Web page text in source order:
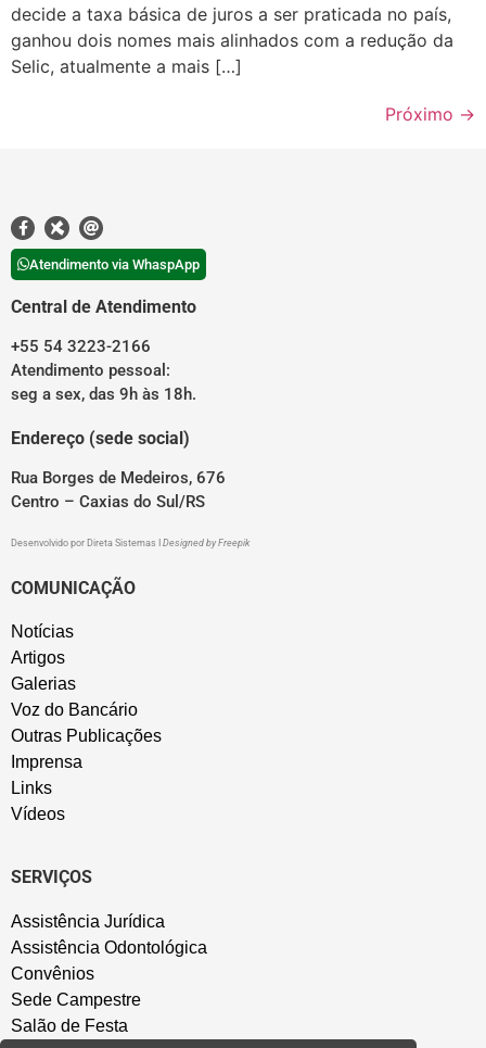
decide a taxa básica de juros a ser praticada no país,
ganhou dois nomes mais alinhados com a redução da
Selic, atualmente a mais […]
Próximo →
Atendimento via WhaspApp
Central de Atendimento
+55 54 3223-2166
Atendimento pessoal:
seg a sex, das 9h às 18h.
Endereço (sede social)
Rua Borges de Medeiros, 676
Centro – Caxias do Sul/RS
Desenvolvido por Direta Sistemas Designed by Freepik
COMUNICAÇÃO
Notícias
Artigos
Galerias
Voz do Bancário
Outras Publicações
Imprensa
Links
Vídeos
SERVIÇOS
Assistência Jurídica
Assistência Odontológica
Convênios
Sede Campestre
Salão de Festa